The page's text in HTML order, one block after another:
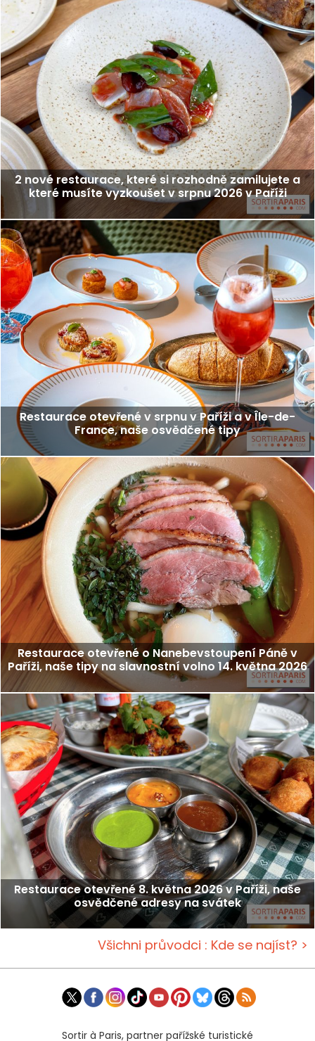
2 nové restaurace, které si rozhodně zamilujete a
které musíte vyzkoušet v srpnu 2026 v Paříži
Restaurace otevřené v srpnu v Paříži a v Île-de-
France, naše osvědčené tipy
Restaurace otevřené o Nanebevstoupení Páně v
Paříži, naše tipy na slavnostní volno 14. května 2026
Restaurace otevřené 8. května 2026 v Paříži, naše
osvědčené adresy na svátek
Všichni průvodci : Kde se najíst? >
Sortir à Paris, partner pařížské turistické